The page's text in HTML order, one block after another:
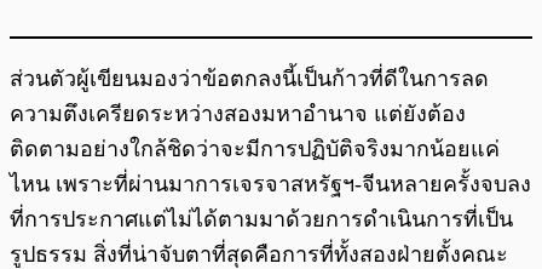
ส่วนตัวผู้เขียนมองว่าข้อตกลงนี้เป็นก้าวที่ดีในการลด
ความตึงเครียดระหว่างสองมหาอำนาจ แต่ยังต้อง
ติดตามอย่างใกล้ชิดว่าจะมีการปฏิบัติจริงมากน้อยแค่
ไหน เพราะที่ผ่านมาการเจรจาสหรัฐฯ-จีนหลายครั้งจบลง
ที่การประกาศแต่ไม่ได้ตามมาด้วยการดำเนินการที่เป็น
รูปธรรม สิ่งที่น่าจับตาที่สุดคือการที่ทั้งสองฝ่ายตั้งคณะ